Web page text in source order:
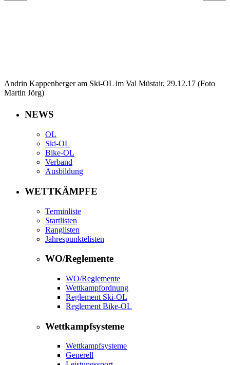
Andrin Kappenberger am Ski-OL im Val Müstair, 29.12.17 (Foto
Martin Jörg)
NEWS
OL
Ski-OL
Bike-OL
Verband
Ausbildung
WETTKÄMPFE
Terminliste
Startlisten
Ranglisten
Jahrespunktelisten
WO/Reglemente
WO/Reglemente
Wettkampfordnung
Reglement Ski-OL
Reglement Bike-OL
Wettkampfsysteme
Wettkampfsysteme
Generell